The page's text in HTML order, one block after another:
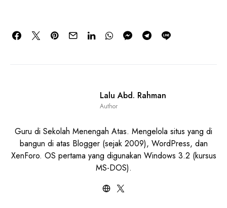
Lalu Abd. Rahman
Author
Guru di Sekolah Menengah Atas. Mengelola situs yang di
bangun di atas Blogger (sejak 2009), WordPress, dan
XenForo. OS pertama yang digunakan Windows 3.2 (kursus
MS-DOS).